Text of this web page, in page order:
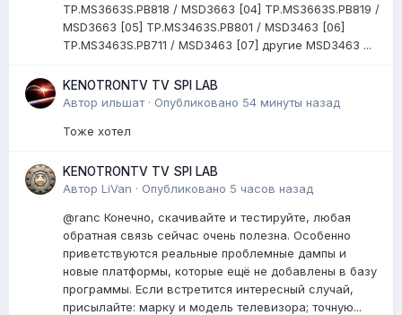
TP.MS3663S.PB818 / MSD3663 [04] TP.MS3663S.PB819 /
MSD3663 [05] TP.MS3463S.PB801 / MSD3463 [06]
TP.MS3463S.PB711 / MSD3463 [07] другие MSD3463 ...
KENOTRONTV TV SPI LAB
Автор ильшат· Опубликовано 54 минуты назад
Тоже хотел
KENOTRONTV TV SPI LAB
Автор LiVan · Опубликовано 5 часов назад
@ranc Конечно, скачивайте и тестируйте, любая
обратная связь сейчас очень полезна. Особенно
приветствуются реальные проблемные дампы и
новые платформы, которые ещё не добавлены в базу
программы. Если встретится интересный случай,
присылайте: марку и модель телевизора; точную...